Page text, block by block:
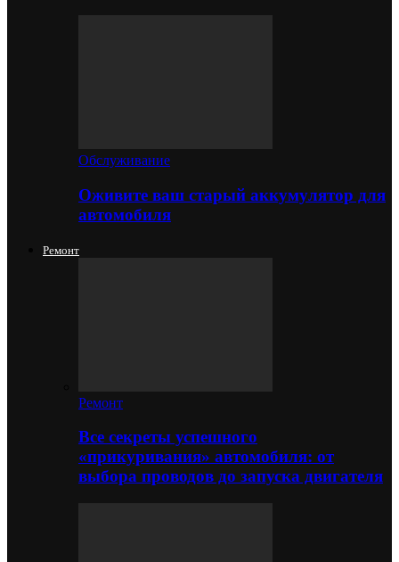
Обслуживание
Оживите ваш старый аккумулятор для
автомобиля
Ремонт
Ремонт
Все секреты успешного
«прикуривания» автомобиля: от
выбора проводов до запуска двигателя